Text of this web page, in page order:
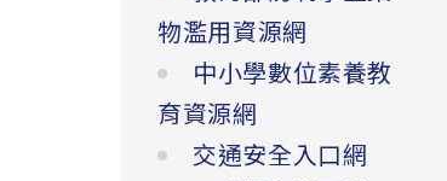
物濫用資源網
中小學數位素養教
育資源網
交通安全入口網